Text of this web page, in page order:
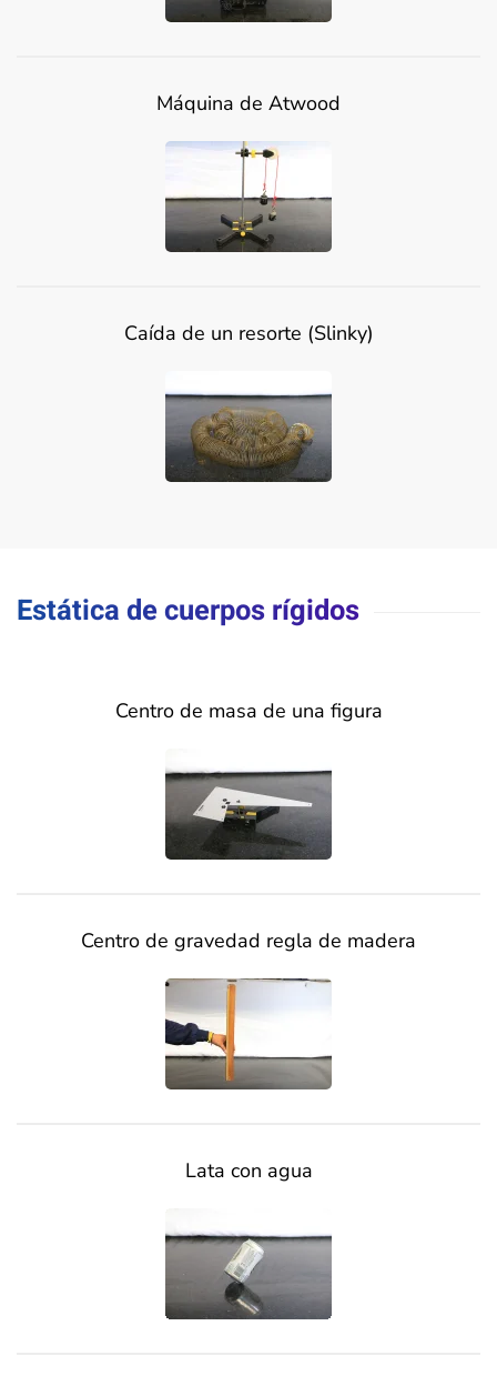
Máquina de Atwood
Caída de un resorte (Slinky)
Estática de cuerpos rígidos
Centro de masa de una figura
Centro de gravedad regla de madera
Lata con agua